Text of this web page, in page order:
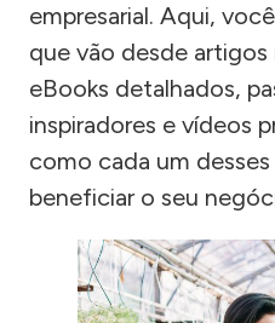
empresarial. Aqui,
que vão desde
eBooks detalhados,
inspiradores e vídeos
como cada um
beneficiar o seu